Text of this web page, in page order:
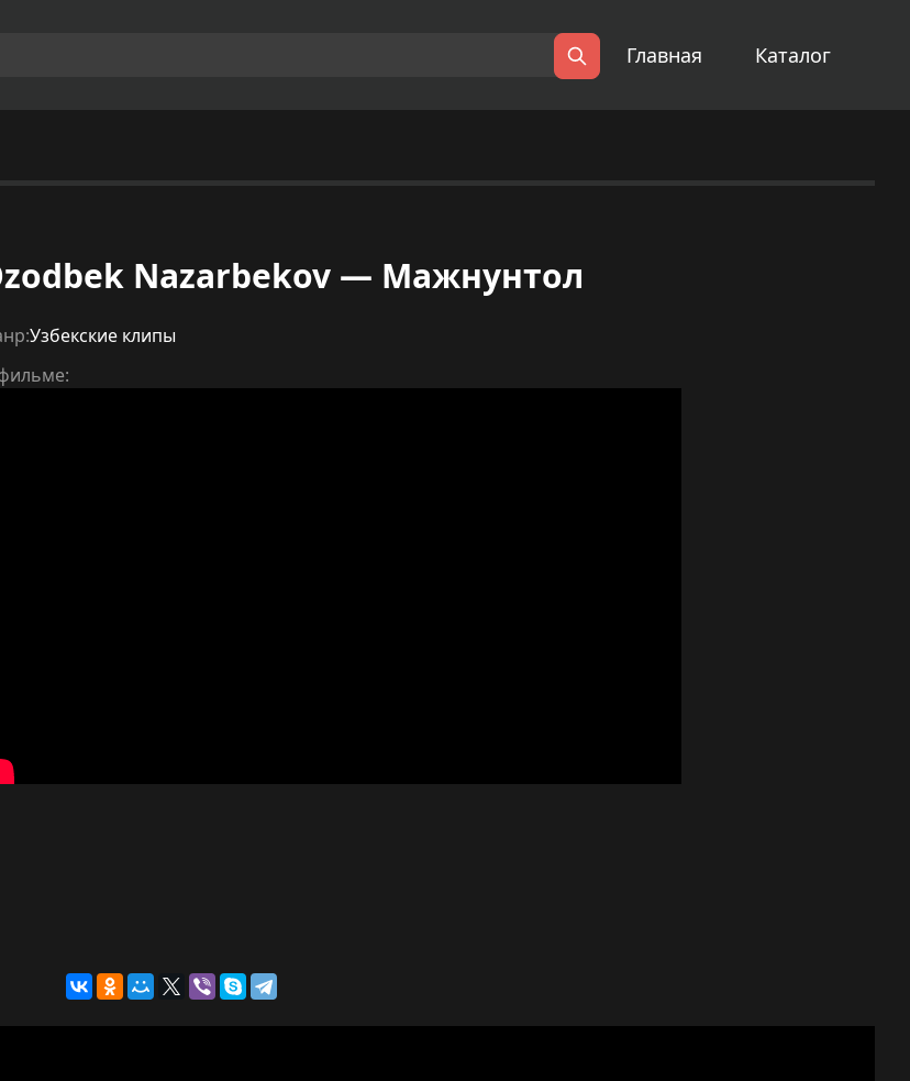
Поиск
Главная Каталог
Nazarbekov — Мажнунтол
Узбекские клипы